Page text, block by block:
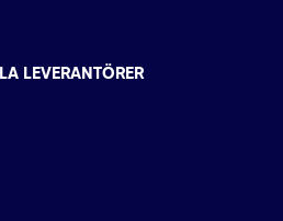
LEVERANTÖRER